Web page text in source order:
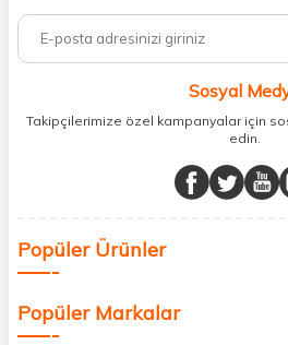
%100 orijinal kozmetik ve sağlık
vücudunuzu desteklemek için güvenilir
minerallere kadar binlerce ürünü uygun
sunuyoruz.
buluşturuyor ve online alışveriş
Sağlık, güzellik ve iyi yaşam için
değer katmak için bize
Sosyal
Takipçilerimize özel kampanyalar için
edin.
Popüler Ürünler
Popüler Markalar